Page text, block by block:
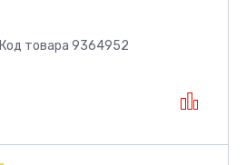
Код товара 9364952